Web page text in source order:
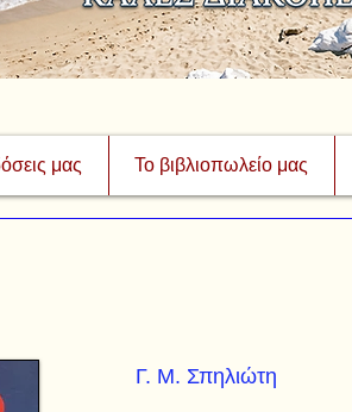
μας Το βιβλιοπωλείο μας
Γ. Μ. Σπηλιώτη